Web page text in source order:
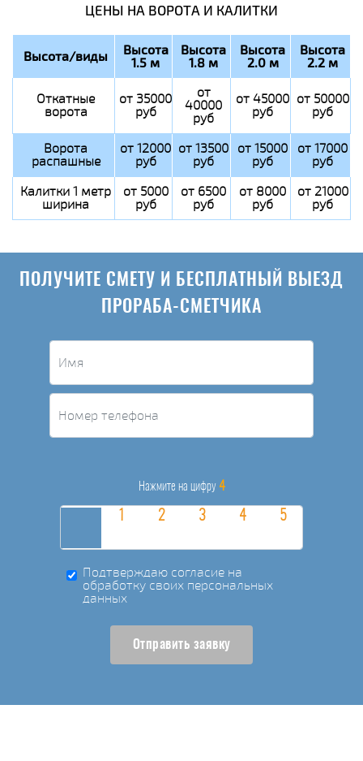
ЦЕНЫ НА ВОРОТА И КАЛИТКИ
Высота/виды Высота
1.5 м
Высота
1.8 м
Высота
2.0 м
Высота
2.2 м
Откатные
ворота
от 35000
руб
от
40000
руб
от 45000
руб
от 50000
руб
Ворота
распашные
от 12000
руб
от 13500
руб
от 15000
руб
от 17000
руб
Калитки 1 метр
ширина
от 5000
руб
от 6500
руб
от 8000
руб
от 21000
руб
ПОЛУЧИТЕ СМЕТУ И БЕСПЛАТНЫЙ ВЫЕЗД
ПРОРАБА-СМЕТЧИКА
Нажмите на цифру 4
Подтверждаю согласие на
обработку своих персональных
данных
Отправить заявку